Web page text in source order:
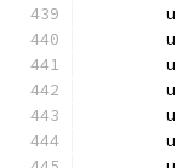
        u
        u
        u
        u
        u
        u